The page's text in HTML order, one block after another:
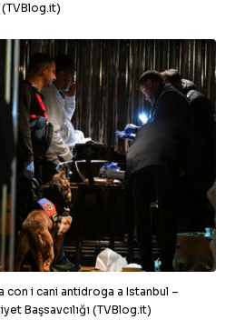
(TVBlog.it)
con i cani antidroga a Istanbul –
Başsavcılığı (TVBlog.it)